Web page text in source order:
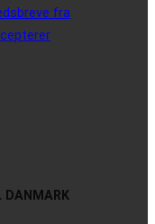
fra
DANMARK